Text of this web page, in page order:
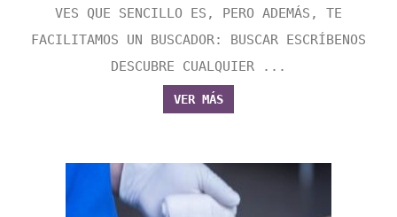
VES QUE SENCILLO ES, PERO ADEMÁS, TE
FACILITAMOS UN BUSCADOR: BUSCAR ESCRÍBENOS
DESCUBRE CUALQUIER ...
VER MÁS